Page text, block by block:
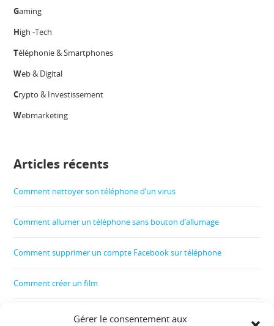
Gérer le consentement aux
Gaming
High -Tech
Téléphonie & Smartphones
Web & Digital
Crypto & Investissement
Webmarketing
Articles récents
Comment nettoyer son téléphone d’un virus
Comment allumer un téléphone sans bouton d’allumage
Comment supprimer un compte Facebook sur téléphone
Comment créer un film
Comment contrôler le téléphone de son enfant